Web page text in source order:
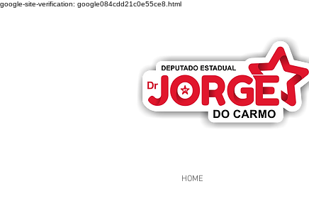
google-site-verification: google084cdd21c0e55ce8.html
HOME